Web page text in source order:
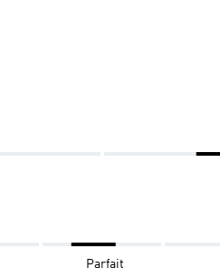
Parfait